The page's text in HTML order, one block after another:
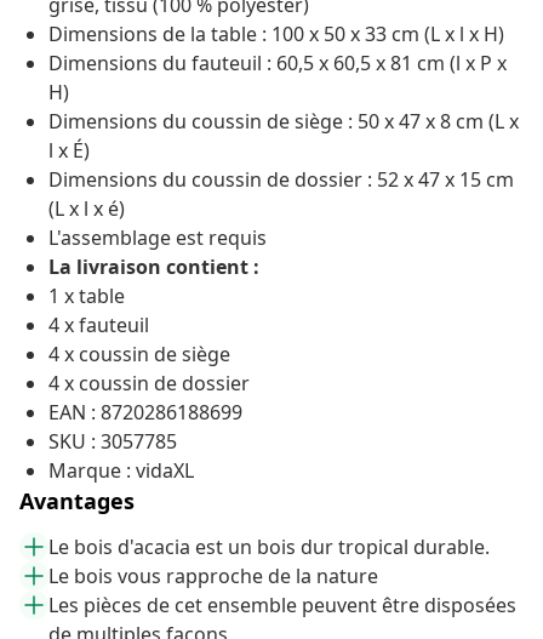
Dimensions de la table : 100 x 50 x 33 cm (L x l x H)
Dimensions du fauteuil : 60,5 x 60,5 x 81 cm (l x P x
H)
Dimensions du coussin de siège : 50 x 47 x 8 cm (L x
l x É)
Dimensions du coussin de dossier : 52 x 47 x 15 cm
(L x l x é)
L'assemblage est requis
La livraison contient :
1 x table
4 x fauteuil
4 x coussin de siège
4 x coussin de dossier
EAN : 8720286188699
SKU : 3057785
Marque : vidaXL
Avantages
Le bois d'acacia est un bois dur tropical durable.
Le bois vous rapproche de la nature
Les pièces de cet ensemble peuvent être disposées